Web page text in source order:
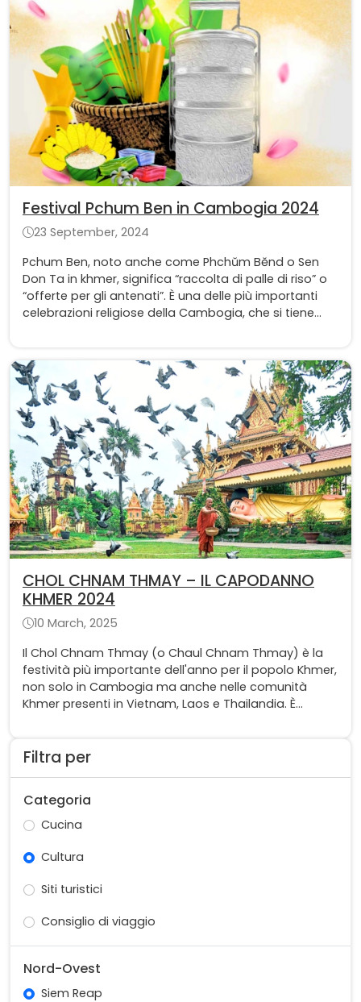
Filtra per
Categoria
Cucina
Cultura
Siti turistici
Consiglio di viaggio
Nord-Ovest
Siem Reap
Festival Pchum Ben in Cambogia 2024
23 September, 2024
Pchum Ben, noto anche come Phchŭm Bĕnd o Sen
Don Ta in khmer, significa “raccolta di palle di riso” o
“offerte per gli antenati”. È una delle più importanti
celebrazioni religiose della Cambogia, che si tiene
khmer.
CHOL CHNAM THMAY – IL CAPODANNO
KHMER 2024
10 March, 2025
Il Chol Chnam Thmay (o Chaul Chnam Thmay) è la
festività più importante dell'anno per il popolo Khmer,
non solo in Cambogia ma anche nelle comunità
Khmer presenti in Vietnam, Laos e Thailandia. È
anno di pace e prosperità.